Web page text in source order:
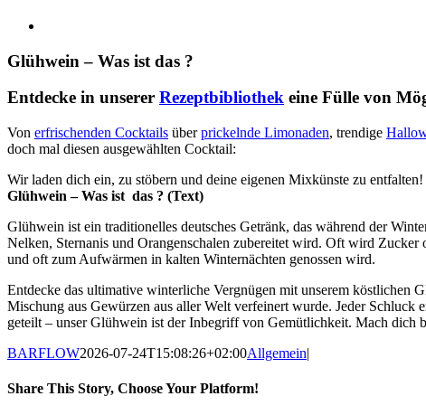
Glühwein – Was ist das ?
Entdecke in unserer Rezeptbibliothek eine Fülle von
Von erfrischenden Cocktails überprickelnde Limonaden, trendige
doch mal diesen ausgewählten Cocktail:
Wir laden dich ein, zu stöbern und deine eigenen Mixkünste zu entfalten!
Glühwein – Was ist das ? (Text)
Glühwein ist ein traditionelles deutsches Getränk, das während der
Nelken, Sternanis und Orangenschalen zubereitet wird. Oft wird
und oft zum Aufwärmen in kalten Winternächten genossen wird.
Entdecke das ultimative winterliche Vergnügen mit unserem köstlichen
Mischung aus Gewürzen aus aller Welt verfeinert wurde. Jeder Schluck
geteilt – unser Glühwein ist der Inbegriff von Gemütlichkeit. Mach dich
BARFLOW2026-07-24T15:08:26+02:00Allgemein|
Share This Story, Choose Your Platform!